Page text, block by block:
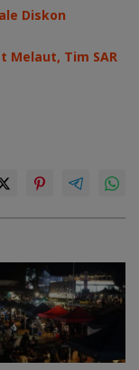
Diskon
Melaut, Tim SAR